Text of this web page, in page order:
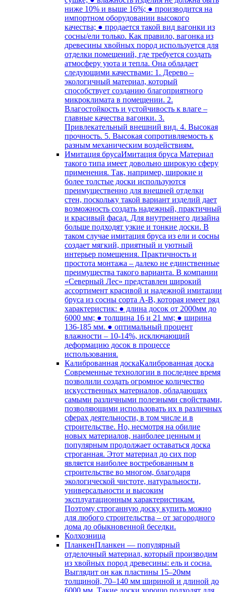
ниже 10% и выше 16%; ● производится на
импортном оборудовании высокого
качества; ● продается такой вид вагонки из
сосны/ели только. Как правило, вагонка из
древесины хвойных пород используется для
отделки помещений, где требуется создать
атмосферу уюта и тепла. Она обладает
следующими качествами: 1. Дерево –
экологичный материал, который
способствует созданию благоприятного
микроклимата в помещении. 2.
Влагостойкость и устойчивость к влаге –
главные качества вагонки. 3.
Привлекательный внешний вид. 4. Высокая
прочность. 5. Высокая сопротивляемость к
разным механическим воздействиям.
Имитация брусаИмитация бруса Материал
такого типа имеет довольно широкую сферу
применения. Так, например, широкие и
более толстые доски используются
преимущественно для внешней отделки
стен, поскольку такой вариант изделий дает
возможность создать надежный, практичный
и красивый фасад. Для внутреннего дизайна
больше подходят узкие и тонкие доски. В
таком случае имитация бруса из ели и сосны
создает мягкий, приятный и уютный
интерьер помещения. Практичность и
простота монтажа – далеко не единственные
преимущества такого варианта. В компании
«Северный Лес» представлен широкий
ассортимент красивой и надежной имитации
бруса из сосны сорта А-В, которая имеет ряд
характеристик: ● длина досок от 2000мм до
6000 мм; ● толщина 16 и 21 мм; ● ширина
136-185 мм. ● оптимальный процент
влажности – 10-14%, исключающий
деформацию досок в процессе
использования.
Калиброванная доскаКалиброванная доска
Современные технологии в последнее время
позволили создать огромное количество
искусственных материалов, обладающих
самыми различными полезными свойствами,
позволяющими использовать их в различных
сферах деятельности, в том числе и в
строительстве. Но, несмотря на обилие
новых материалов, наиболее ценным и
популярным продолжает оставаться доска
строганная. Этот материал до сих пор
является наиболее востребованным в
строительстве во многом, благодаря
экологической чистоте, натуральности,
универсальности и высоким
эксплуатационным характеристикам.
Поэтому строганную доску купить можно
для любого строительства – от загородного
дома до обыкновенной беседки.
Колхозница
ПланкенПланкен — популярный
отделочный материал, который производим
из хвойных пород древесины: ель и сосна.
Выглядит он как пластины 15–20мм
толщиной, 70–140 мм шириной и длиной до
6000 мм. Такие доски хорошо подходят для